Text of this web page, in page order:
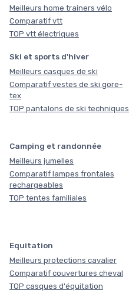
Meilleurs home trainers vélo
Comparatif vtt
TOP vtt électriques
Ski et sports d'hiver
Meilleurs casques de ski
Comparatif vestes de ski gore-
tex
TOP pantalons de ski techniques
Camping et randonnée
Meilleurs jumelles
Comparatif lampes frontales
rechargeables
TOP tentes familiales
Equitation
Meilleurs protections cavalier
Comparatif couvertures cheval
TOP casques d'équitation